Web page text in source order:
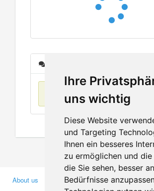
Ihre
uns wichtig
Diese Website
und Targeting
Ihnen ein besseres
zu ermöglichen und die
die Sie sehen, besser
Bedürfnisse
No items found
About us
Business